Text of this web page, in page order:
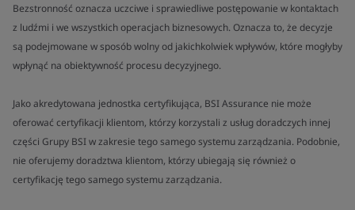
Bezstronność oznacza uczciwe i sprawiedliwe postępowanie w kontaktach
z ludźmi i we wszystkich operacjach biznesowych. Oznacza to, że decyzje
są podejmowane w sposób wolny od jakichkolwiek wpływów, które mogłyby
wpłynąć na obiektywność procesu decyzyjnego.
Jako akredytowana jednostka certyfikująca, BSI Assurance nie może
oferować certyfikacji klientom, którzy korzystali z usług doradczych innej
części Grupy BSI w zakresie tego samego systemu zarządzania. Podobnie,
nie oferujemy doradztwa klientom, którzy ubiegają się również o
certyfikację tego samego systemu zarządzania.